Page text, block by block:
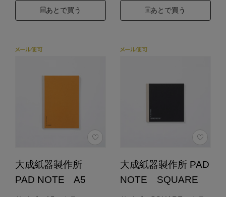
あとで買う あとで買う
大成紙器製作所
PAD NOTE A5
大成紙器製作所 PAD
NOTE SQUARE